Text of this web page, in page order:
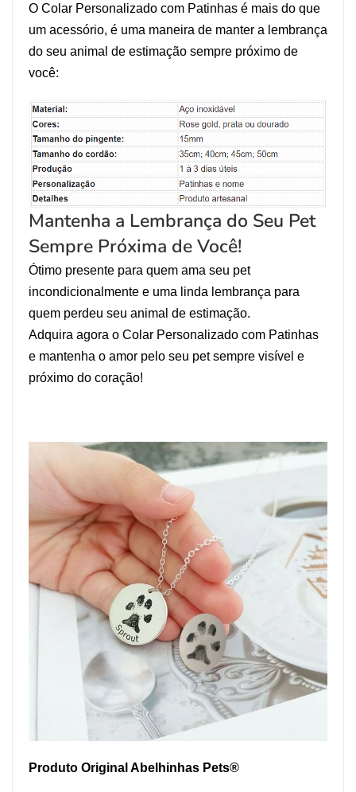
O Colar Personalizado com Patinhas é mais do que
um acessório, é uma maneira de manter a lembrança
do seu animal de estimação sempre próximo de
você:
Mantenha a Lembrança do Seu Pet
Sempre Próxima de Você!
Ótimo presente para quem ama seu pet
incondicionalmente e uma linda lembrança para
quem perdeu seu animal de estimação.
Adquira agora o Colar Personalizado com Patinhas
e mantenha o amor pelo seu pet sempre visível e
próximo do coração!
Produto Original Abelhinhas Pets®